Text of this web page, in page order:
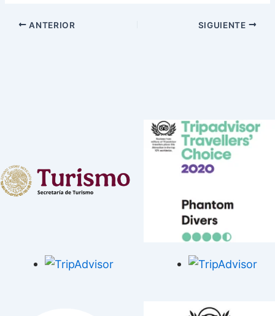
ANTERIOR SIGUIENTE